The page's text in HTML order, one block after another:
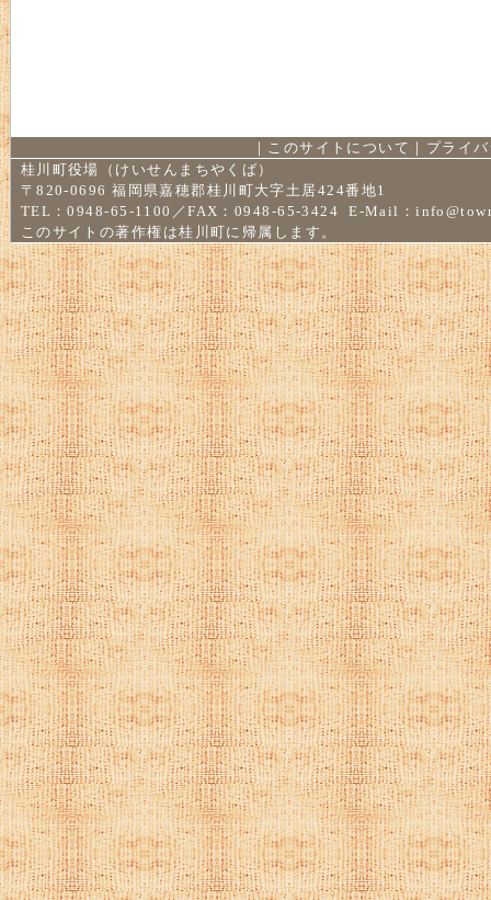
｜ このサイトについて ｜ プライ
桂川町役場（けいせんまちやくば）
〒820-0696 福岡県嘉穂郡桂川町大字土居424番地1
TEL：0948-65-1100／FAX：0948-65-3424 E-Mail：
このサイトの著作権は桂川町に帰属します。